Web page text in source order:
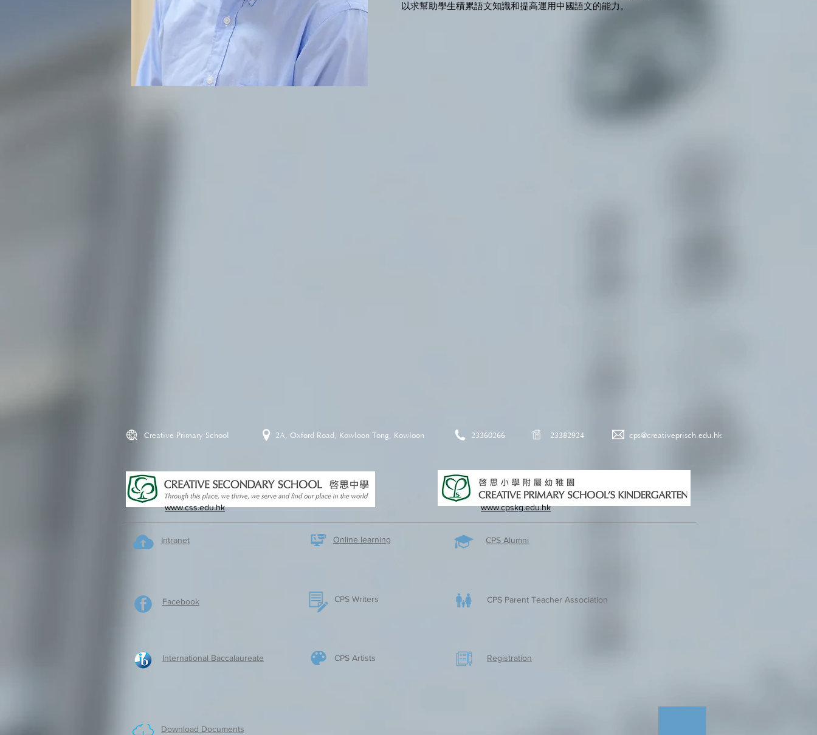
以求幫助學生積累語文知識和提高運用中國語文的能力。
Creative Primary School 2A, Oxford Road, Kowloon Tong, Kowloon 23360266 23382924 cps@creativeprisch.edu.hk
www.css.edu.hk www.cpskg.edu.hk
Intranet
Facebook
International Baccalaureate
Download Documents
Online learning CPS Alumni
CPS Writers CPS Parent Teacher Association
CPS Artists ​Registration